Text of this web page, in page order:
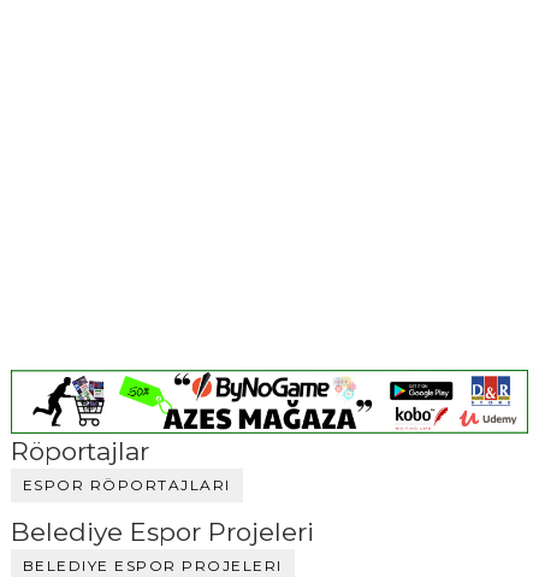
Röportajlar
ESPOR RÖPORTAJLARI
Belediye Espor Projeleri
BELEDIYE ESPOR PROJELERI